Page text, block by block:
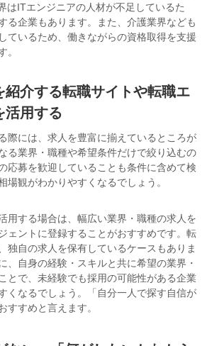
はITエンジニアの人材が不足しているた
る企業もあります。また、介護業界なども
ているため、働きながらの資格取得を支援
。
紹介する転職サイトや転職エ
活用する
際には、求人を豊富に揃えているところが
る業界・職種や希望条件だけで絞り込むの
応募を歓迎していることも条件に含めて検
場観がわかりやすくなるでしょう。
用する場合は、幅広い業界・職種の求人を
ェントに登録することがおすすめです。転
独自の求人を保有しているケースもありま
、自身の経験・スキルと共に希望の業界・
とで、未経験でも採用の可能性がある企業
くなるでしょう。「自分一人で探す自信が
すすめと言えます。